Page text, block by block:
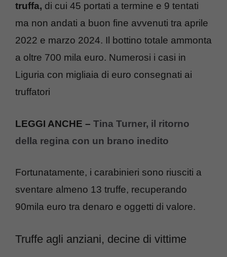
truffa, di cui 45 portati a termine e 9 tentati
ma non andati a buon fine avvenuti tra aprile
2022 e marzo 2024. Il bottino totale ammonta
a oltre 700 mila euro. Numerosi i casi in
Liguria con migliaia di euro consegnati ai
truffatori
LEGGI ANCHE – Tina Turner, il ritorno
della regina con un brano inedito
Fortunatamente, i carabinieri sono riusciti a
sventare almeno 13 truffe, recuperando
90mila euro tra denaro e oggetti di valore.
Truffe agli anziani, decine di vittime